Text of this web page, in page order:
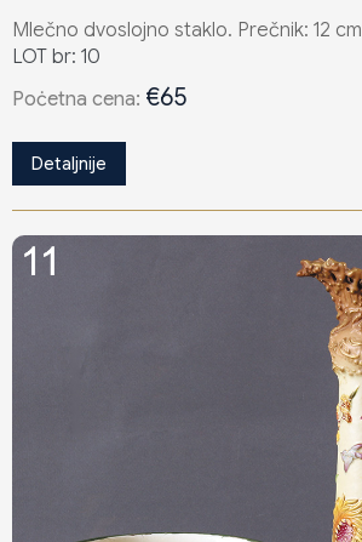
Mlečno dvoslojno staklo. Prečnik: 12 cm
LOT br: 10
Poċetna cena: €65
Detaljnije